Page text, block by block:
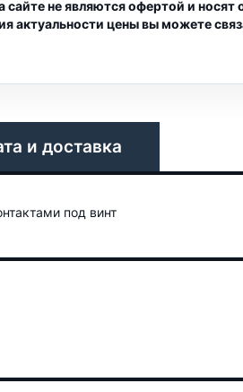
сайте не являются офертой и носят
актуальности цены вы можете
и доставка
под винт